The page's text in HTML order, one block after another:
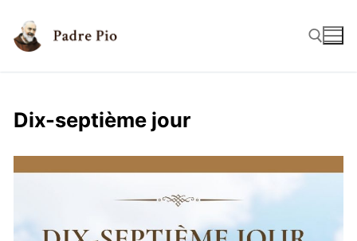
Dix-septième jour